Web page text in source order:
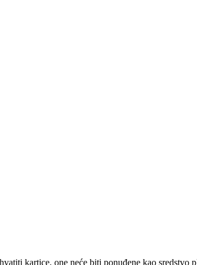
kartice, one neće biti ponuđene kao sredstvo